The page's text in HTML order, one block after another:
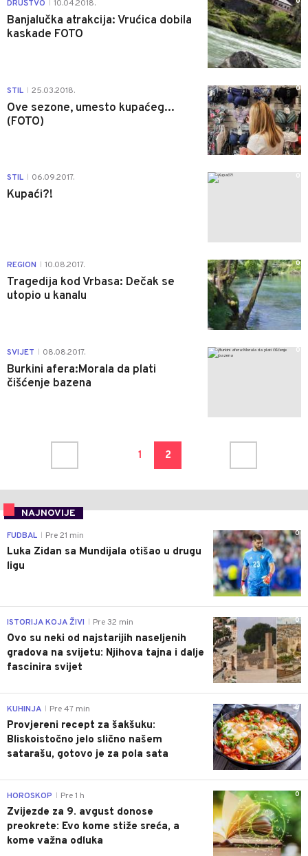
DRUŠTVO 10.04.2018.
Banjalučka atrakcija: Vrućica dobila
kaskade FOTO
STIL 25.03.2018.
Ove sezone, umesto kupaćeg...
(FOTO)
0
STIL 06.09.2017.
Kupaći?!
0
REGION 10.08.2017.
Tragedija kod Vrbasa: Dečak se
utopio u kanalu
0
SVIJET 08.08.2017.
Burkini afera:Morala da plati
čišćenje bazena
0
1 2
NAJNOVIJE
0
FUDBAL Pre 21 min
Luka Zidan sa Mundijala otišao u drugu
ligu
0
ISTORIJA KOJA ŽIVI Pre 32 min
Ovo su neki od najstarijih naseljenih
gradova na svijetu: Njihova tajna i dalje
fascinira svijet
0
KUHINJA Pre 47 min
Provjereni recept za šakšuku:
Bliskoistočno jelo slično našem
satarašu, gotovo je za pola sata
0
HOROSKOP Pre 1 h
Zvijezde za 9. avgust donose
preokrete: Evo kome stiže sreća, a
kome važna odluka